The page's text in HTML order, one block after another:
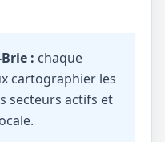
: chaque
cartographier les
secteurs actifs et